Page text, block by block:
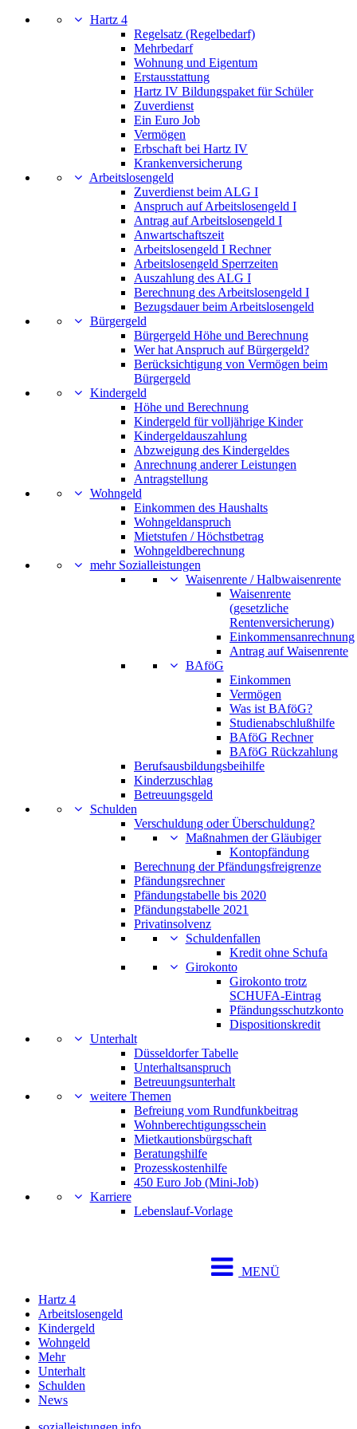
Hartz 4
Regelsatz (Regelbedarf)
Mehrbedarf
Wohnung und Eigentum
Erstausstattung
Hartz IV Bildungspaket für Schüler
Zuverdienst
Ein Euro Job
Vermögen
Erbschaft bei Hartz IV
Krankenversicherung
Arbeitslosengeld
Zuverdienst beim ALG I
Anspruch auf Arbeitslosengeld I
Antrag auf Arbeitslosengeld I
Anwartschaftszeit
Arbeitslosengeld I Rechner
Arbeitslosengeld Sperrzeiten
Auszahlung des ALG I
Berechnung des Arbeitslosengeld I
Bezugsdauer beim Arbeitslosengeld
Bürgergeld
Bürgergeld Höhe und Berechnung
Wer hat Anspruch auf Bürgergeld?
Berücksichtigung von Vermögen beim
Bürgergeld
Kindergeld
Höhe und Berechnung
Kindergeld für volljährige Kinder
Kindergeldauszahlung
Abzweigung des Kindergeldes
Anrechnung anderer Leistungen
Antragstellung
Wohngeld
Einkommen des Haushalts
Wohngeldanspruch
Mietstufen / Höchstbetrag
Wohngeldberechnung
mehr Sozialleistungen
Waisenrente / Halbwaisenrente
Waisenrente
(gesetzliche
Rentenversicherung)
Einkommensanrechnung
Antrag auf Waisenrente
BAföG
Einkommen
Vermögen
Was ist BAföG?
Studienabschlußhilfe
BAföG Rechner
BAföG Rückzahlung
Berufsausbildungsbeihilfe
Kinderzuschlag
Betreuungsgeld
Schulden
Verschuldung oder Überschuldung?
Maßnahmen der Gläubiger
Kontopfändung
Berechnung der Pfändungsfreigrenze
Pfändungsrechner
Pfändungstabelle bis 2020
Pfändungstabelle 2021
Privatinsolvenz
Schuldenfallen
Kredit ohne Schufa
Girokonto
Girokonto trotz
SCHUFA-Eintrag
Pfändungsschutzkonto
Dispositionskredit
Unterhalt
Düsseldorfer Tabelle
Unterhaltsanspruch
Betreuungsunterhalt
weitere Themen
Befreiung vom Rundfunkbeitrag
Wohnberechtigungsschein
Mietkautionsbürgschaft
Beratungshilfe
Prozesskostenhilfe
450 Euro Job (Mini-Job)
Karriere
Lebenslauf-Vorlage
MENÜ
Hartz 4
Arbeitslosengeld
Kindergeld
Wohngeld
Mehr
Unterhalt
Schulden
News